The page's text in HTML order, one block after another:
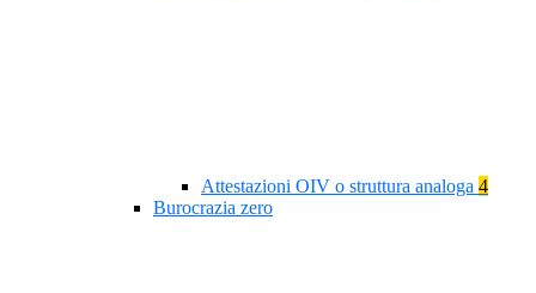
Attestazioni OIV o struttura analoga 4
Burocrazia zero